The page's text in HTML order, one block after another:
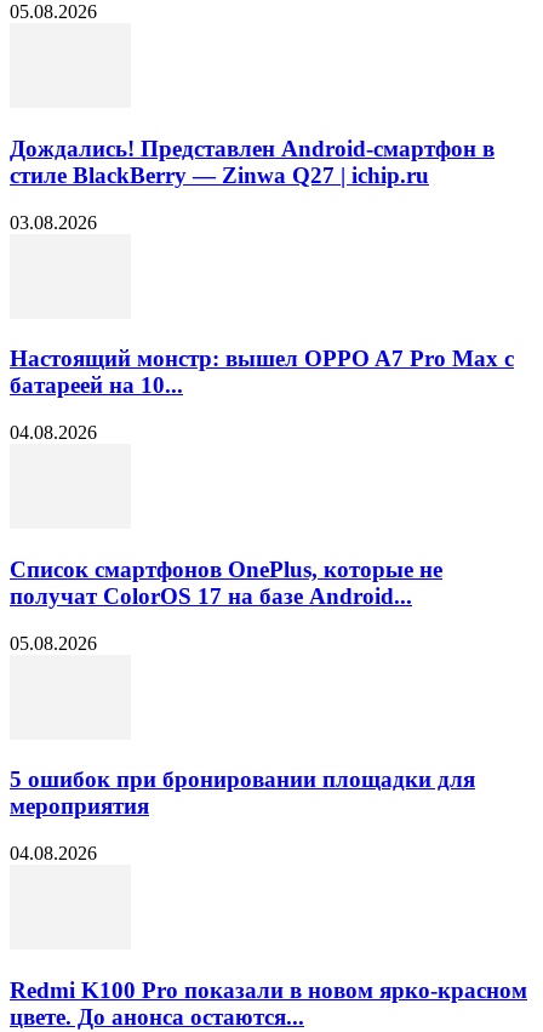
05.08.2026
Дождались! Представлен Android-смартфон в
стиле BlackBerry — Zinwa Q27 | ichip.ru
03.08.2026
Настоящий монстр: вышел OPPO A7 Pro Max с
батареей на 10...
04.08.2026
Список смартфонов OnePlus, которые не
получат ColorOS 17 на базе Android...
05.08.2026
5 ошибок при бронировании площадки для
мероприятия
04.08.2026
Redmi K100 Pro показали в новом ярко-красном
цвете. До анонса остаются...